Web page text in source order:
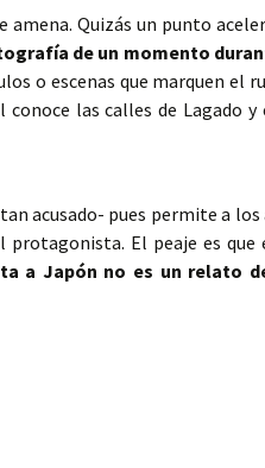
Quizás un punto
de un momento
o escenas que marquen el
las calles de Lagado
acusado- pues permite a
protagonista. El peaje es
a Japón no es un relato